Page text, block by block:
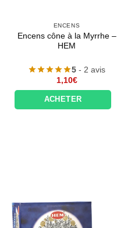
ENCENS
Encens cône à la Myrrhe –
HEM
5 - 2 avis
1,10€
ACHETER